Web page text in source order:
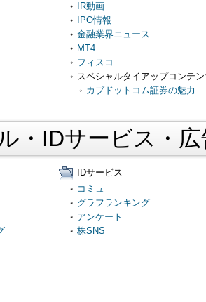
IR動画
IPO情報
金融業界ニュース
MT4
フィスコ
スペシャルタイアップコンテ
カブドットコム証券の魅力
・IDサービス・
IDサービス
コミュ
グラフランキング
アンケート
株SNS